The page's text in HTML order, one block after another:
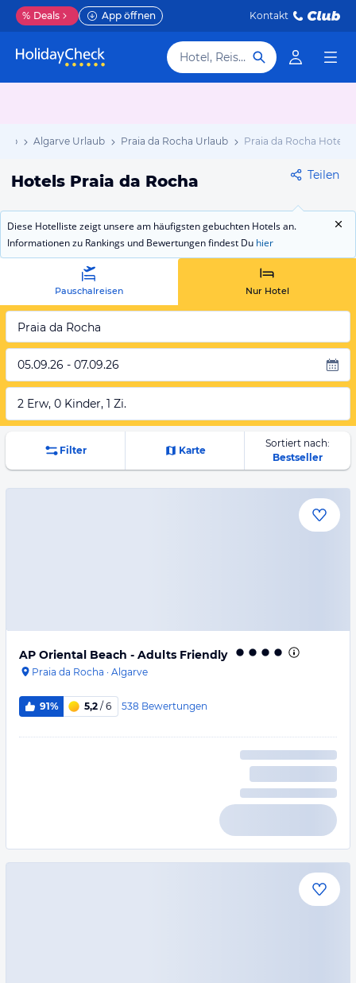
% Deals App öffnen Kontakt
Hotel, Reiseziel
Algarve Urlaub Praia da Rocha Urlaub Praia da Rocha Hotels
Hotels Praia da Rocha Teilen
Diese Hotelliste zeigt unsere am häufigsten gebuchten Hotels an.
Informationen zu Rankings und Bewertungen findest Du hier
Pauschalreisen Nur Hotel
Praia da Rocha
05.09.26 - 07.09.26
2 Erw, 0 Kinder, 1 Zi.
Filter Karte
Sortiert nach:
Bestseller
AP Oriental Beach - Adults Friendly
Praia da Rocha · Algarve
91% 5,2 / 6 538 Bewertungen